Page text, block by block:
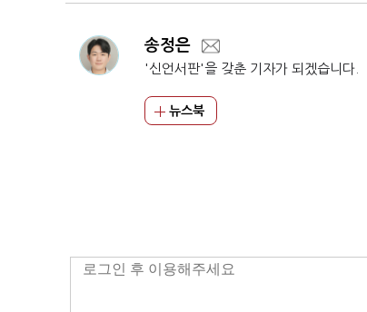
송정은
'신언서판'을 갖춘 기자가 되겠습니다.
뉴스북